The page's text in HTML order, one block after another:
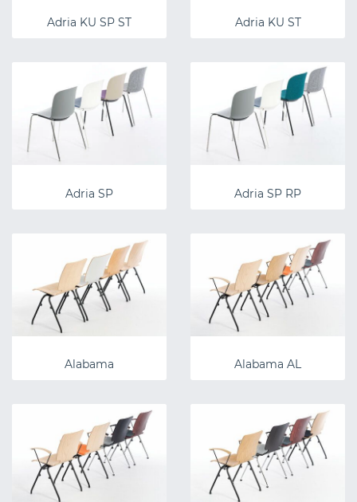
Adria KU SP ST Adria KU ST
Adria SP Adria SP RP
Alabama Alabama AL